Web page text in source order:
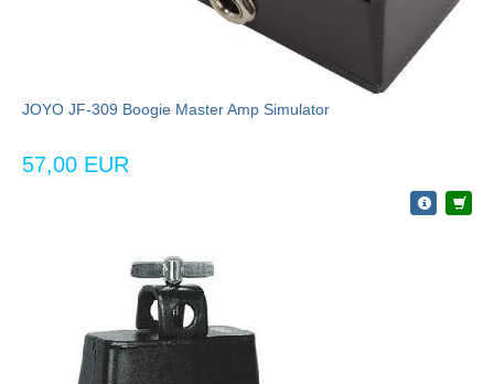
JOYO JF-309 Boogie Master Amp Simulator
57,00 EUR